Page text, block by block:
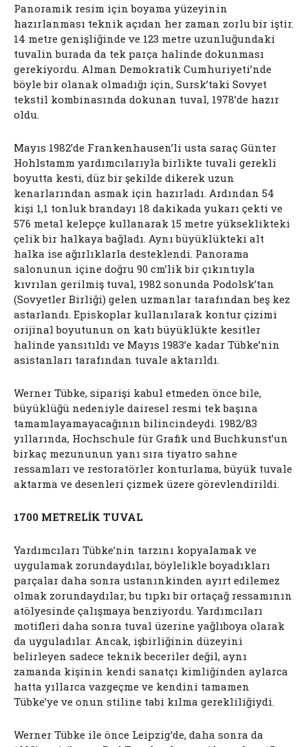
Panoramik resim için boyama yüzeyinin
hazırlanması teknik açıdan her zaman zorlu bir iştir.
14 metre genişliğinde ve 123 metre uzunluğundaki
tuvalin burada da tek parça halinde dokunması
gerekiyordu. Alman Demokratik Cumhuriyeti’nde
böyle bir olanak olmadığı için, Sursk’taki Sovyet
tekstil kombinasında dokunan tuval, 1978’de hazır
oldu.
Mayıs 1982’de Frankenhausen’li usta saraç Günter
Hohlstamm yardımcılarıyla birlikte tuvali gerekli
boyutta kesti, düz bir şekilde dikerek uzun
kenarlarından asmak için hazırladı. Ardından 54
kişi 1,1 tonluk brandayı 18 dakikada yukarı çekti ve
576 metal kelepçe kullanarak 15 metre yükseklikteki
çelik bir halkaya bağladı. Aynı büyüklükteki alt
halka ise ağırlıklarla desteklendi. Panorama
salonunun içine doğru 90 cm’lik bir çıkıntıyla
kıvrılan gerilmiş tuval, 1982 sonunda Podolsk’tan
(Sovyetler Birliği) gelen uzmanlar tarafından beş kez
astarlandı. Episkoplar kullanılarak kontur çizimi
orijinal boyutunun on katı büyüklükte kesitler
halinde yansıtıldı ve Mayıs 1983’e kadar Tübke’nin
asistanları tarafından tuvale aktarıldı.
Werner Tübke, siparişi kabul etmeden önce bile,
büyüklüğü nedeniyle dairesel resmi tek başına
tamamlayamayacağının bilincindeydi. 1982/83
yıllarında, Hochschule für Grafik und Buchkunst’un
birkaç mezununun yanı sıra tiyatro sahne
ressamları ve restoratörler konturlama, büyük tuvale
aktarma ve desenleri çizmek üzere görevlendirildi.
1700 METRELİK TUVAL
Yardımcıları Tübke’nin tarzını kopyalamak ve
uygulamak zorundaydılar, böylelikle boyadıkları
parçalar daha sonra ustanınkinden ayırt edilemez
olmak zorundaydılar; bu tıpkı bir ortaçağ ressamının
atölyesinde çalışmaya benziyordu. Yardımcıları
motifleri daha sonra tuval üzerine yağlıboya olarak
da uyguladılar. Ancak, işbirliğinin düzeyini
belirleyen sadece teknik beceriler değil, aynı
zamanda kişinin kendi sanatçı kimliğinden aylarca
hatta yıllarca vazgeçme ve kendini tamamen
Tübke’ye ve onun stiline tabi kılma gerekliliğiydi.
Werner Tübke ile önce Leipzig’de, daha sonra da